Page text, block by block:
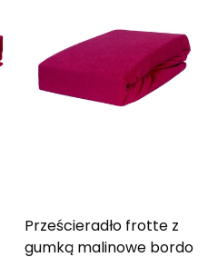
Prześcieradło frotte z
gumką malinowe bordo